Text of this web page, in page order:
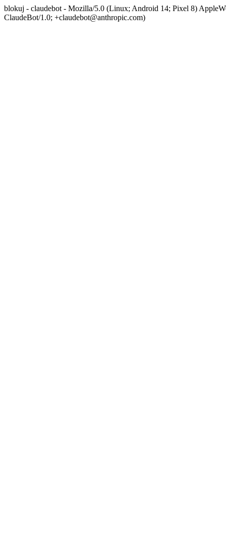
blokuj - claudebot - Mozilla/5.0 (Linux; Android 14; Pixel 8)
ClaudeBot/1.0; +claudebot@anthropic.com)